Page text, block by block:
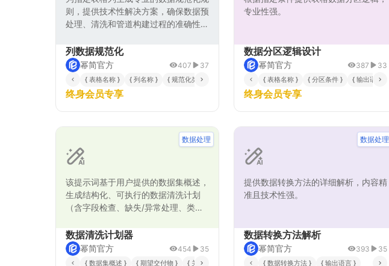
则，提供技术性解决方案，确保数据预
处理、清洗和管道构建过程的准确性与
率。
列数据规范化
幂简官方 407 37
{ 表格名称 } { 列名称 } { 规范化类型 } { 输出语言 } { 规则说明 } { 示例代码生成 }
终身会员专享
专业性强。
数据分区逻辑设计
幂简官方 387 33
{ 表格名称 } { 分区条件 } { 输出语言 }
终身会员专享
该提示词基于用户提供的数据集概述，
生成结构化、可执行的数据清洗计划
（含字段检查、缺失/异常处理、类型
物）。输出以技术写作风格呈现，强调
步骤可复现、所需输入字段和验收指
标，便于工程实施与审计。所有结论仅
数据处理
数据清洗计划器
幂简官方 454 35
{ 数据集概述 } { 期望交付物 } { 关键字段与主键 } { 样本量与时间窗 }
提供数据转换方法的详细解析，内容精
准且技术性强。
数据处理
数据转换方法解析
幂简官方 393 35
{ 数据转换方法 } { 输出语言 }